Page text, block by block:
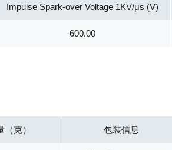
Impulse Spark-over Voltage 1KV/μs (V)
600.00
克） 包装信息